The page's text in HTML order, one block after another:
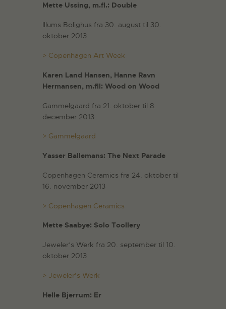
Mette Ussing, m.fl.: Double
Illums Bolighus fra 30. august til 30.
oktober 2013
> Copenhagen Art Week
Karen Land Hansen, Hanne Ravn
Hermansen, m.fll: Wood on Wood
Gammelgaard fra 21. oktober til 8.
december 2013
> Gammelgaard
Yasser Ballemans: The Next Parade
Copenhagen Ceramics fra 24. oktober til
16. november 2013
> Copenhagen Ceramics
Mette Saabye: Solo Toollery
Jeweler’s Werk fra 20. september til 10.
oktober 2013
> Jeweler’s Werk
Helle Bjerrum: Er